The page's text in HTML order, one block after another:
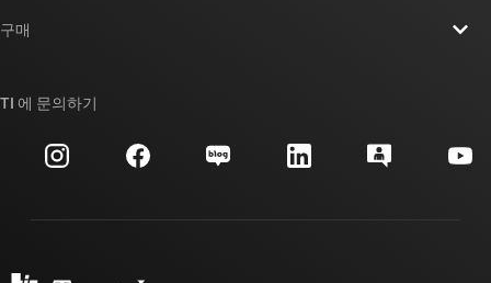
투자 관계
제조
대체품 검색
고객 지원 센터
구매
주문 FAQ
TI 에 문의하기